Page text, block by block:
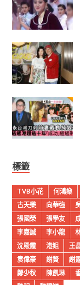
標籤
TVB小花 何鴻燊
古天樂
向華強
張國榮
張學友
李嘉誠
李小龍
沈殿霞
港姐 王
袁偉豪
謝賢 謝
鄭少秋
陳凱琳